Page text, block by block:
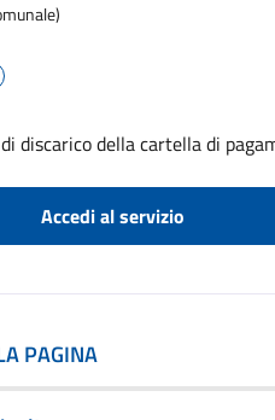
discarico della cartella di
Accedi al servizio
PAGINA